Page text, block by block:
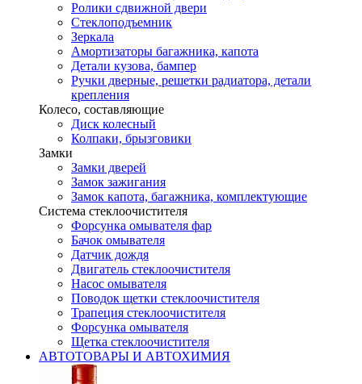
Ролики сдвижной двери
Стеклоподъемник
Зеркала
Амортизаторы багажника, капота
Детали кузова, бампер
Ручки дверные, решетки радиатора, детали
крепления
Колесо, составляющие
Диск колесный
Колпаки, брызговики
Замки
Замки дверей
Замок зажигания
Замок капота, багажника, комплектующие
Система стеклоочистителя
Форсунка омывателя фар
Бачок омывателя
Датчик дождя
Двигатель стеклоочистителя
Насос омывателя
Поводок щетки стеклоочистителя
Трапеция стеклоочистителя
Форсунка омывателя
Щетка стеклоочистителя
АВТОТОВАРЫ И АВТОХИМИЯ